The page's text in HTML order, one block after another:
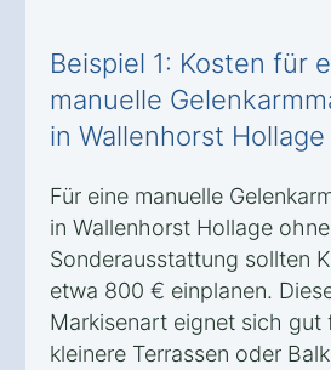
Beispiel 1: Kosten für
manuelle
in Wallenhorst Hollage
Für eine manuelle
in Wallenhorst Hollage ohne
Sonderausstattung sollten
etwa 800 € einplanen.
Markisenart eignet sich gut
kleinere Terrassen oder